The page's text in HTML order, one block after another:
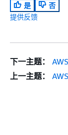
是
否
提供反馈
下一主题：
上一主题：